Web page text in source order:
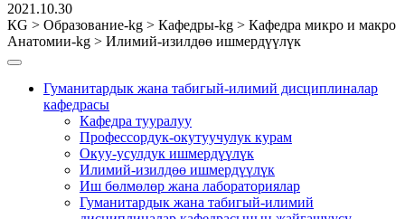
2021.10.30
КG > Образование-kg > Кафедры-kg > Кафедра микро и макро
Анатомии-kg > Илимий-изилдөө ишмердүүлүк
Гуманитардык жана табигый-илимий дисциплиналар
кафедрасы
Кафедра тууралуу
Профессордук-окутуучулук курам
Окуу-усулдук ишмердүүлүк
Илимий-изилдөө ишмердүүлүк
Иш бөлмөлөр жана лабораториялар
Гуманитардык жана табигый-илимий